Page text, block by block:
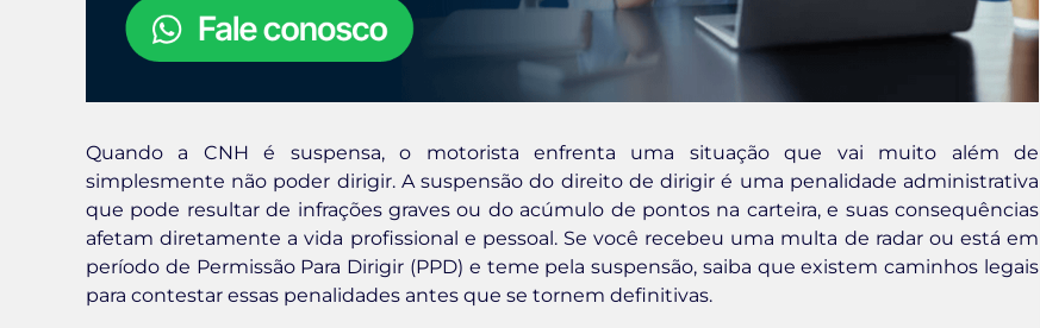
Quando a CNH é suspensa, o motorista enfrenta uma situação que vai muito além de
simplesmente não poder dirigir. A suspensão do direito de dirigir é uma penalidade administrativa
que pode resultar de infrações graves ou do acúmulo de pontos na carteira, e suas consequências
afetam diretamente a vida profissional e pessoal. Se você recebeu uma multa de radar ou está em
período de Permissão Para Dirigir (PPD) e teme pela suspensão, saiba que existem caminhos legais
para contestar essas penalidades antes que se tornem definitivas.